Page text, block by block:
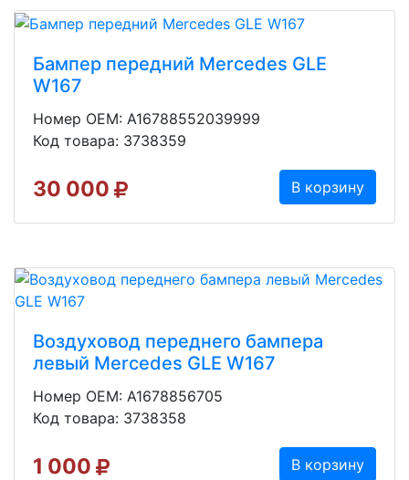
Бампер передний Mercedes GLE
W167
Номер OEM: A16788552039999
Код товара: 3738359
30 000 В корзину
Воздуховод переднего бампера
левый Mercedes GLE W167
Номер OEM: A1678856705
Код товара: 3738358
1 000 В корзину